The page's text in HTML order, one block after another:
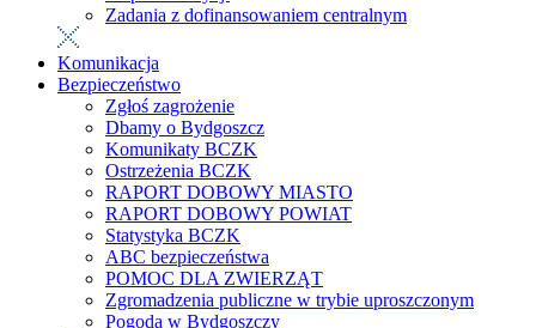
Zadania z dofinansowaniem centralnym
Komunikacja
Bezpieczeństwo
Zgłoś zagrożenie
Dbamy o Bydgoszcz
Komunikaty BCZK
Ostrzeżenia BCZK
RAPORT DOBOWY MIASTO
RAPORT DOBOWY POWIAT
Statystyka BCZK
ABC bezpieczeństwa
POMOC DLA ZWIERZĄT
Zgromadzenia publiczne w trybie uproszczonym
Pogoda w Bydgoszczy